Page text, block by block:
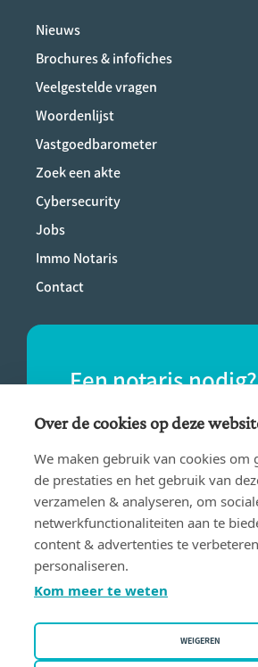
Nieuws
Brochures & infofiches
Veelgestelde vragen
Woordenlijst
Vastgoedbarometer
Zoek een akte
Cybersecurity
Jobs
Immo Notaris
Contact
Een notaris nodig?
Vind eenvoudig een notaris
buurt.
VIND EEN NOTARIS
Gebruiksvoorwaarden
Over de cookies op deze
We maken gebruik van cookies om
de prestaties en het gebruik van
verzamelen & analyseren, om
netwerkfunctionaliteiten aan te
content & advertenties te
personaliseren.
Kom meer te weten
WEIGEREN